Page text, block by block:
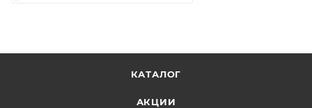
КАТАЛОГ
АКЦИИ